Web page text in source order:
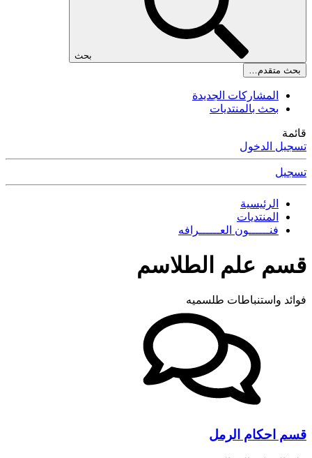
بحث
بحث متقدم…
المشاركات الجديدة
بحث بالمنتديات
قائمة
تسجيل الدخول
تسجيل
الرئيسية
المنتديات
فنــــــون العــــــرافه
قسم علم الطلاسم
فوائد واستنباطات طلسميه
قسم احكام الرمل